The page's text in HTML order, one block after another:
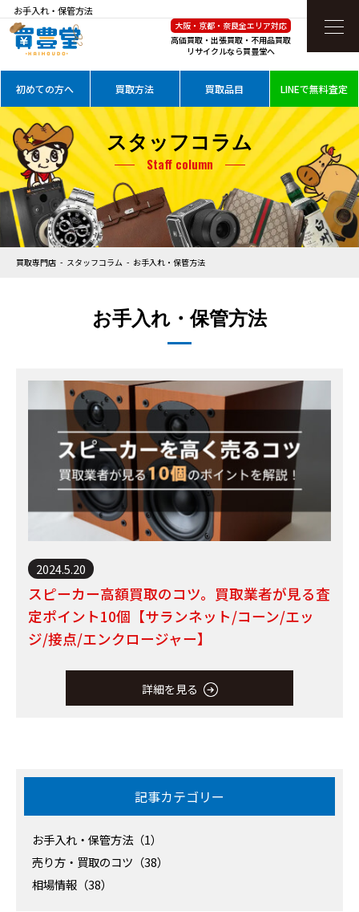
お手入れ・保管方法
大阪・京都・奈良全エリア対応
高価買取・出張買取・不用品買取
リサイクルなら買豊堂へ
初めての方へ 買取方法 買取品目 LINEで無料査定
スタッフコラム
Staff column
買取専門店 スタッフコラム お手入れ・保管方法
お手入れ・保管方法
2024.5.20
スピーカー高額買取のコツ。買取業者が見る査
定ポイント10個【サランネット/コーン/エッ
ジ/接点/エンクロージャー】
詳細を見る
記事カテゴリー
お手入れ・保管方法（1）
売り方・買取のコツ（38）
相場情報（38）